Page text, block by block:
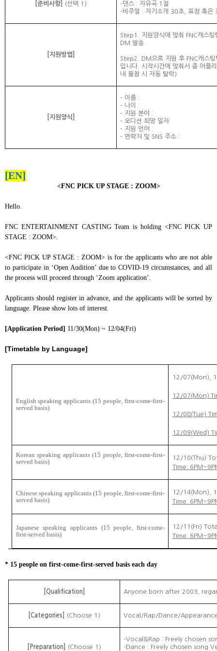
준비사항 (선택 1)
-댄스 :자유곡 1 절
-비주얼 :자기소개 30초 ,표정 혹은
지원방법
Step1. 지원양식에 맞춰 FNC캐스팅
DM 발송
Step2. DM으로 지원 후 FNC캐스
입니다
시작시간에 맞춰서 줌 어플
내 불참 시 자동 탈락)
지원양식
- 이름 :
- 나이 :
- 지원 분야 :
-오디션 희망 일자:
- 지원 언어 :
- 연락처 및 SNS주소 :
[EN]
<FNC PICK UP STAGE : ZOOM>
Hello.
FNC ENTERTAINMENT CASTING Team is holding <FNC PICK UP
STAGE : ZOOM>.
<FNC PICK UP STAGE : ZOOM> is for the applicants who are not able
to participate in ‘Open Audition’ due to COVID-19 circumstances, and all
the process will proceed through ‘Zoom application’.
Applicants should register in advance, and the applicants will be sorted by
language. Please show lots of interest.
[Application Period] 11/30(Mon) ~ 12/04(Fri)
[Timetable by Language]
English speaking applicants (15 people, first-come-first-
served basis)
12/07(Mon),
12/07(Mon)
12/08(Tue)
12/09(Wed)
Korean speaking applicants (15 people, first-come-first-
served basis)
12/10(Thu)
Time:
Chinese speaking applicants (15 people, first-come-first-
served basis)
12/14(Mon),
Time:
Japanese speaking applicants (15 people, first-come-
first-served basis)
12/11(Fri)
Time:
* 15 people on first-come-first-served basis each day
[Qualification] Anyone born after 2003,
[Categories] (Choose 1) Vocal/Rap/Dance/
[Preparation] (Choose 1)
-Vocal&Rap : Freely chosen
-Dance : Freely chosen song